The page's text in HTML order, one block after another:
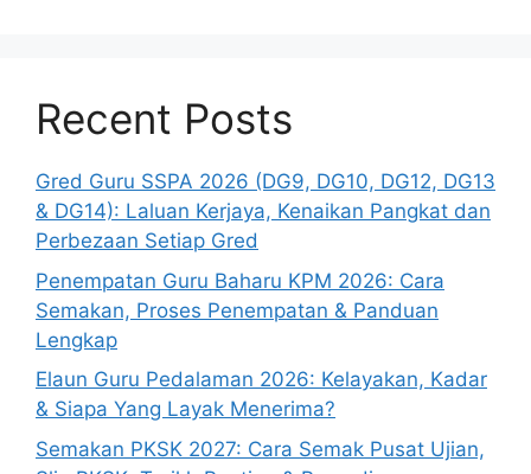
Recent Posts
Gred Guru SSPA 2026 (DG9, DG10, DG12, DG13
& DG14): Laluan Kerjaya, Kenaikan Pangkat dan
Perbezaan Setiap Gred
Penempatan Guru Baharu KPM 2026: Cara
Semakan, Proses Penempatan & Panduan
Lengkap
Elaun Guru Pedalaman 2026: Kelayakan, Kadar
& Siapa Yang Layak Menerima?
Semakan PKSK 2027: Cara Semak Pusat Ujian,